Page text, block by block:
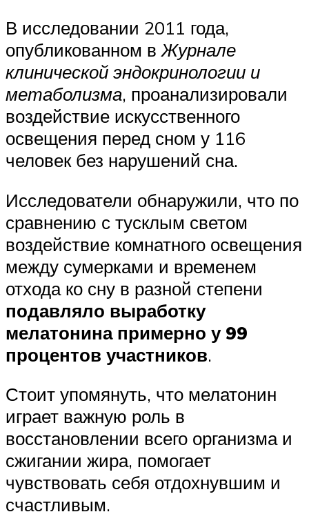
В исследовании 2011 года,
опубликованном в Журнале
клинической эндокринологии и
метаболизма, проанализировали
воздействие искусственного
освещения перед сном у 116
человек без нарушений сна.
Исследователи обнаружили, что по
сравнению с тусклым светом
воздействие комнатного освещения
между сумерками и временем
отхода ко сну в разной степени
подавляло выработку
мелатонина примерно у 99
процентов участников.
Стоит упомянуть, что мелатонин
играет важную роль в
восстановлении всего организма и
сжигании жира, помогает
чувствовать себя отдохнувшим и
счастливым.